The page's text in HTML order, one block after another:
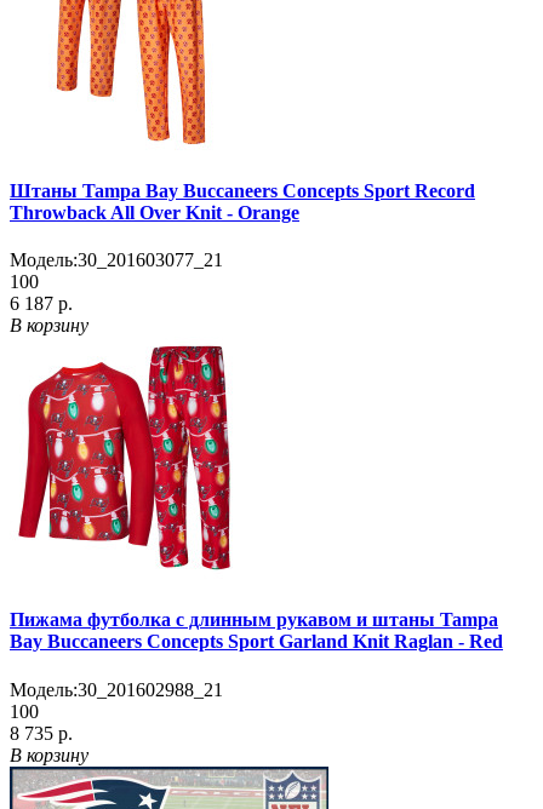
Штаны Tampa Bay Buccaneers Concepts Sport Record
Throwback All Over Knit - Orange
Модель:30_201603077_21
100
6 187 р.
В корзину
Пижама футболка с длинным рукавом и штаны Tampa
Bay Buccaneers Concepts Sport Garland Knit Raglan - Red
Модель:30_201602988_21
100
8 735 р.
В корзину